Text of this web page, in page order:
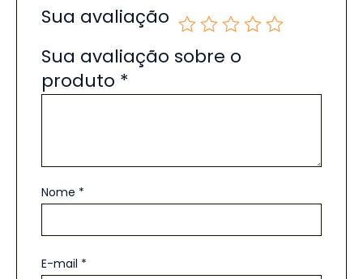
Sua avaliação
Sua avaliação sobre o
produto *
Nome *
E-mail *